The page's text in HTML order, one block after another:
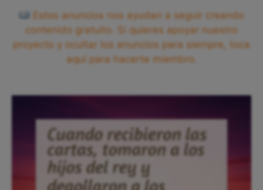
Estos anuncios nos ayudan a seguir creando
contenido gratuito. Si quieres apoyar nuestro
proyecto y ocultar los anuncios para siempre, toca
aquí para hacerte miembro.